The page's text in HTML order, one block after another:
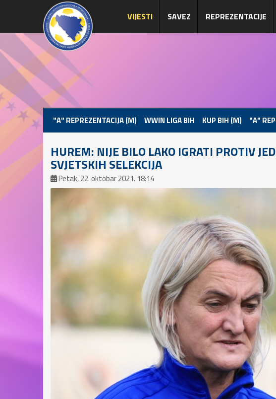
VIJESTI SAVEZ REPREZENTACIJE
"A" REPREZENTACIJA (M) WWIN LIGA BIH KUP BIH (M) "A"
HUREM: NIJE BILO LAKO IGRATI PROTIV
SVJETSKIH SELEKCIJA
Petak, 22. oktobar 2021. 18:14